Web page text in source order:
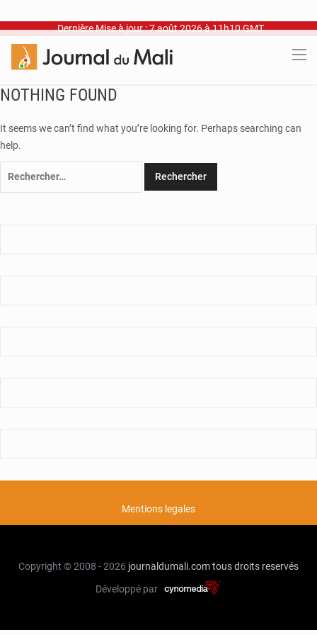
Dernière Mise à jour : 7 août 2026 à 11h10 GMT
NOTHING FOUND
It seems we can’t find what you’re looking for. Perhaps searching can
help.
Mentions legales
Copyright © 2008 - 2026 journaldumali.comtous droits reservés
Développé par